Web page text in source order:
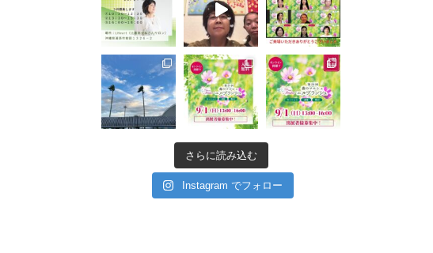
さらに読み込む
Instagram でフォロー